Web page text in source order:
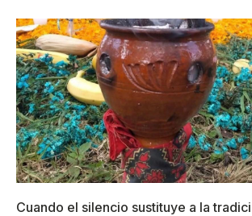
Cuando el silencio sustituye a la